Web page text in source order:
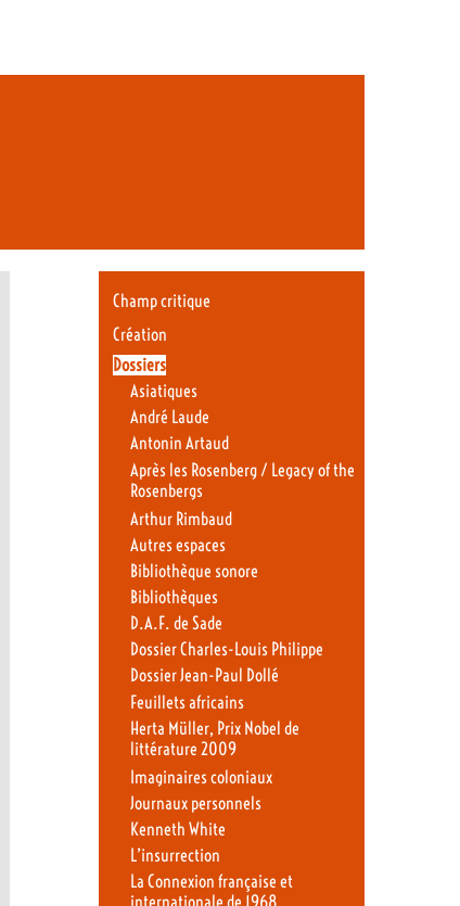
Champ critique
Création
Dossiers
Asiatiques
André Laude
Antonin Artaud
Après les Rosenberg / Legacy of the
Rosenbergs
Arthur Rimbaud
Autres espaces
Bibliothèque sonore
Bibliothèques
D.A.F. de Sade
Dossier Charles-Louis Philippe
Dossier Jean-Paul Dollé
Feuillets africains
Herta Müller, Prix Nobel de
littérature 2009
Imaginaires coloniaux
Journaux personnels
Kenneth White
L’insurrection
La Connexion française et